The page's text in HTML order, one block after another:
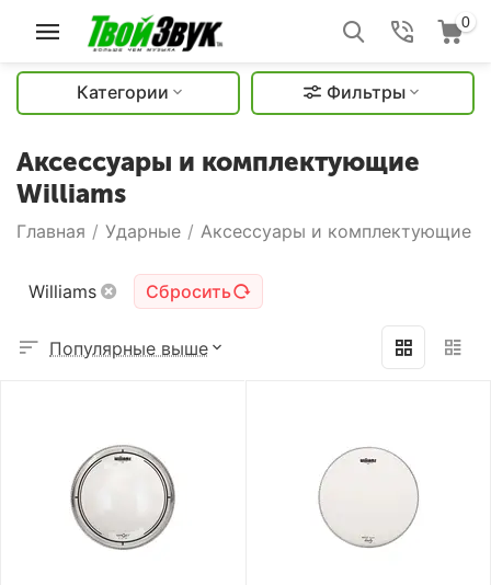
0
Категории Фильтры
Аксессуары и комплектующие
Williams
Главная / Ударные / Аксессуары и комплектующие
Williams Сбросить
Популярные выше